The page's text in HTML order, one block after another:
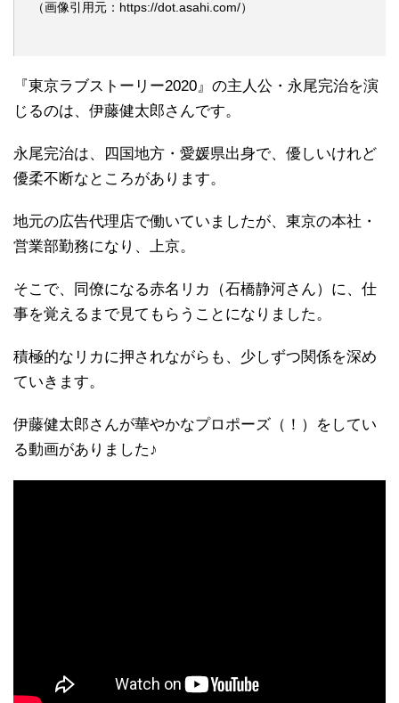
（画像引用元：https://dot.asahi.com/）
『東京ラブストーリー2020』の主人公・永尾完治を演
じるのは、伊藤健太郎さんです。
永尾完治は、四国地方・愛媛県出身で、優しいけれど
優柔不断なところがあります。
地元の広告代理店で働いていましたが、東京の本社・
営業部勤務になり、上京。
そこで、同僚になる赤名リカ（石橋静河さん）に、仕
事を覚えるまで見てもらうことになりました。
積極的なリカに押されながらも、少しずつ関係を深め
ていきます。
伊藤健太郎さんが華やかなプロポーズ（！）をしてい
る動画がありました♪